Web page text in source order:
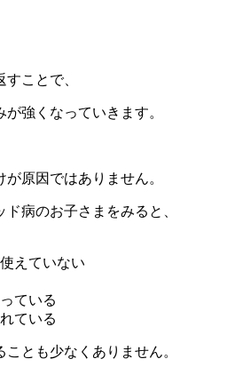
ことで、
強くなっていきます。
原因ではありません。
病のお子さまをみると、
えていない
ている
ている
とも少なくありません。